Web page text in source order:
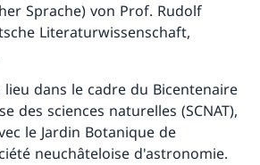
Sprache) von Prof. Rudolf
Literaturwissenschaft,
dans le cadre du Bicentenaire
des sciences naturelles (SCNAT),
le Jardin Botanique de
neuchâteloise d'astronomie.